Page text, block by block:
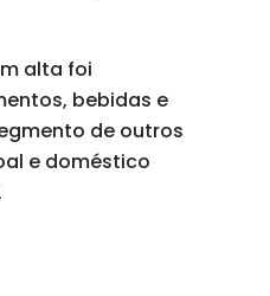
alta foi
bebidas e
de outros
e doméstico